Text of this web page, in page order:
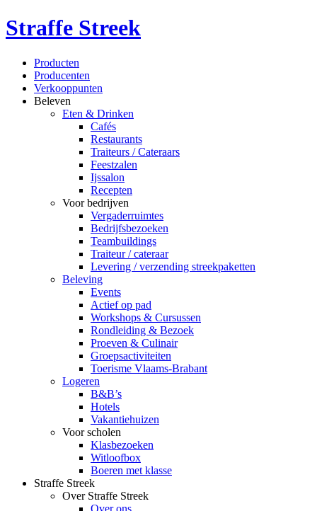
Straffe Streek
Producten
Producenten
Verkooppunten
Beleven
Eten & Drinken
Cafés
Restaurants
Traiteurs / Cateraars
Feestzalen
Ijssalon
Recepten
Voor bedrijven
Vergaderruimtes
Bedrijfsbezoeken
Teambuildings
Traiteur / cateraar
Levering / verzending streekpaketten
Beleving
Events
Actief op pad
Workshops & Cursussen
Rondleiding & Bezoek
Proeven & Culinair
Groepsactiviteiten
Toerisme Vlaams-Brabant
Logeren
B&B’s
Hotels
Vakantiehuizen
Voor scholen
Klasbezoeken
Witloofbox
Boeren met klasse
Straffe Streek
Over Straffe Streek
Over ons